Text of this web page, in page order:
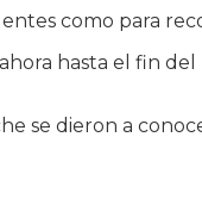
como para
hasta el fin
se dieron a